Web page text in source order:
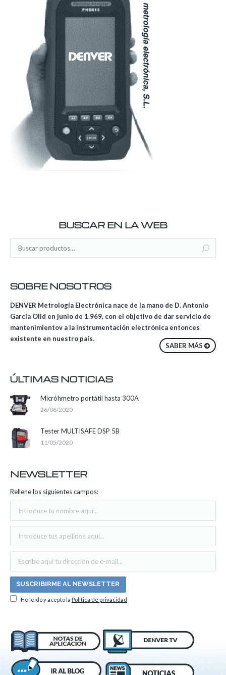
BUSCAR EN LA WEB
SOBRE NOSOTROS
DENVER Metrología Electrónica nace de la mano de D. Antonio
García Olid en junio de 1.969, con el objetivo de dar servicio de
mantenimientov a la instrumentación electrónica entonces
existente en nuestro país.
SABER MÁS
ÚLTIMAS NOTICIAS
Micróhmetro portátil hasta 300A
26/06/2020
Tester MULTISAFE DSP 5B
11/05/2020
NEWSLETTER
Rellene los siguientes campos:
He leído y acepto la Política de privacidad